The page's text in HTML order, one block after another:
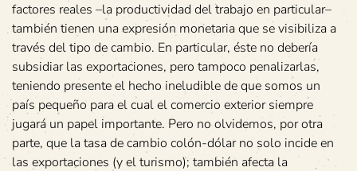
factores reales –la productividad del trabajo en particular–
también tienen una expresión monetaria que se visibiliza a
través del tipo de cambio. En particular, éste no debería
subsidiar las exportaciones, pero tampoco penalizarlas,
teniendo presente el hecho ineludible de que somos un
país pequeño para el cual el comercio exterior siempre
jugará un papel importante. Pero no olvidemos, por otra
parte, que la tasa de cambio colón-dólar no solo incide en
las exportaciones (y el turismo); también afecta la